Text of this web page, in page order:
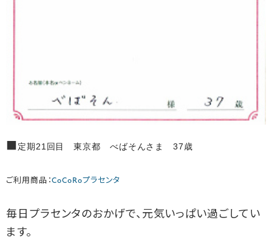
■定期21回目 東京都 べばそんさま 37歳
ご利用商品：CoCoRoプラセンタ
毎日プラセンタのおかげで、元気いっぱい過ごしてい
ます。